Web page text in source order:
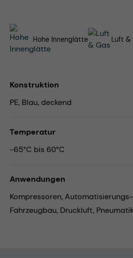
Hohe Innenglätte Luft &
Konstruktion
PE, Blau, deckend
Temperatur
-65°C bis 60°C
Anwendungen
Kompressoren,
Fahrzeugbau, Druckluft,